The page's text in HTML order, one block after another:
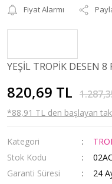
Fiyat Alarmı
YEŞİL TROPİK DESEN 8
820,69 TL
*88,91 TL den başlayan
Kategori
Stok Kodu
Garanti Süresi
24